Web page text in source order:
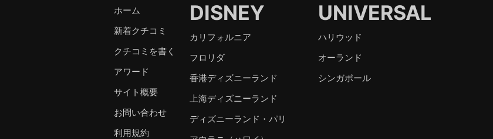
ホーム
新着クチコミ
クチコミを書く
アワード
サイト概要
お問い合わせ
利用規約
DISNEY
カリフォルニア
フロリダ
香港ディズニーランド
上海ディズニーランド
ディズニーランド・パリ
UNIVERSAL
ハリウッド
オーランド
シンガポール